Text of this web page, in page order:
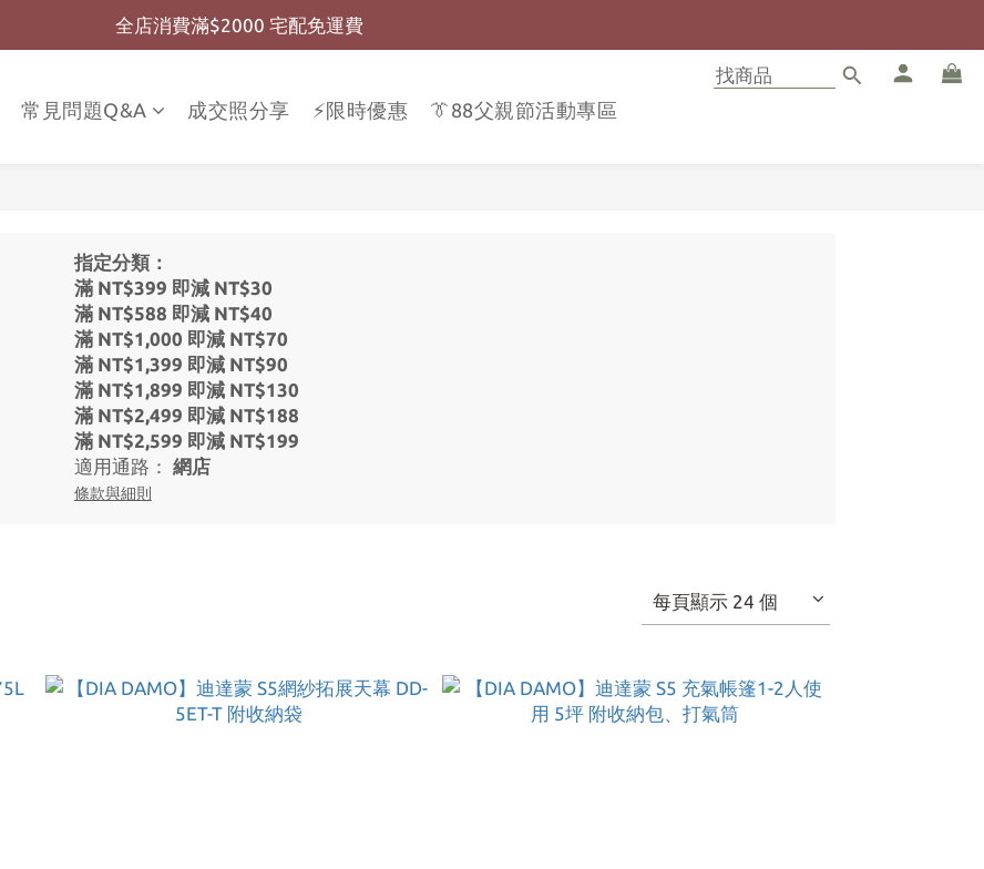
全店消費滿$999 超商免運費
全店消費滿$2000 宅配免運費
常見問題Q&A 成交照分享 ⚡限時優惠 👔88父親節活動專區
指定分類：
滿 NT$399 即減 NT$30
滿 NT$588 即減 NT$40
滿 NT$1,000 即減 NT$70
滿 NT$1,399 即減 NT$90
滿 NT$1,899 即減 NT$130
滿 NT$2,499 即減 NT$188
滿 NT$2,599 即減 NT$199
適用通路： 網店
條款與細則
每頁顯示 24 個